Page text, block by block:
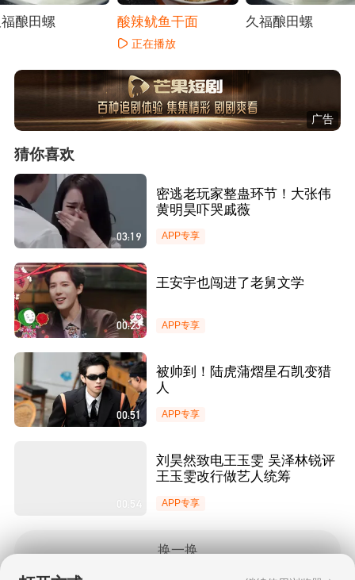
酿田螺 酸辣鱿鱼干面
正在播放
久福酿田螺
广告
猜你喜欢
03:19
密逃老玩家整蛊环节！大张伟
黄明昊吓哭戚薇
APP专享
00:23
王安宇也闯进了老舅文学
APP专享
00:51
被帅到！陆虎蒲熠星石凯变猎
人
APP专享
00:54
刘昊然致电王玉雯 吴泽林锐评
王玉雯改行做艺人统筹
APP专享
换一换